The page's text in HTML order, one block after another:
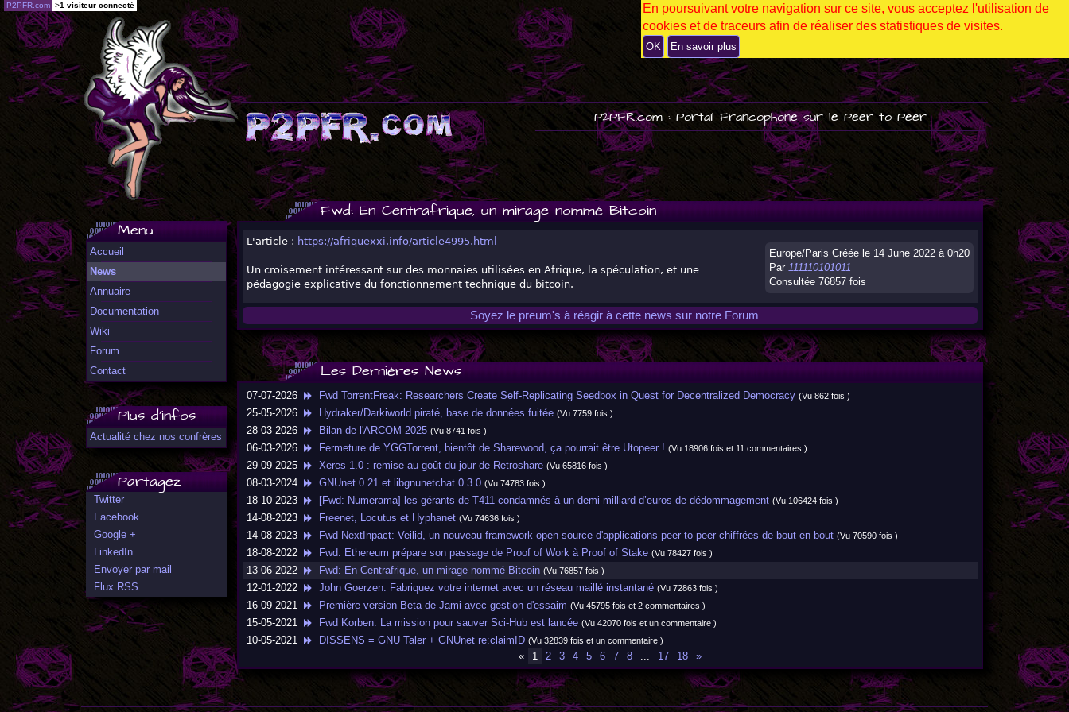
P
U
B
P2PFR.com : Portail Francophone sur le Peer to Peer
Menu
Accueil
News
Annuaire
Documentation
Wiki
Forum
Contact
Plus d'infos
Actualité chez nos confrères
Partagez
Twitter
Facebook
Google +
LinkedIn
Envoyer par mail
Flux RSS
Fwd: En Centrafrique, un mirage nommé Bitcoin
Europe/Paris Créée le 14 June 2022 à 0h20
Par 111110101011
Consultée 76857 fois
L'article : https://afriquexxi.info/article4995.html
Un croisement intéressant sur des monnaies utilisées en Afrique, la spéculation, et une
pédagogie explicative du fonctionnement technique du bitcoin.
Soyez le preum's à réagir à cette news sur notre Forum
Les Dernières News
07-07-2026 Fwd TorrentFreak: Researchers Create Self-Replicating Seedbox in Quest for Decentralized Democracy (Vu 862 fois )
25-05-2026 Hydraker/Darkiworld piraté, base de données fuitée (Vu 7759 fois )
28-03-2026 Bilan de l'ARCOM 2025 (Vu 8741 fois )
06-03-2026 Fermeture de YGGTorrent, bientôt de Sharewood, ça pourrait être Utopeer ! (Vu 18906 fois et 11 commentaires )
29-09-2025 Xeres 1.0 : remise au goût du jour de Retroshare (Vu 65816 fois )
08-03-2024 GNUnet 0.21 et libgnunetchat 0.3.0 (Vu 74783 fois )
18-10-2023 [Fwd: Numerama] les gérants de T411 condamnés à un demi-milliard d’euros de dédommagement (Vu 106424 fois )
14-08-2023 Freenet, Locutus et Hyphanet (Vu 74636 fois )
14-08-2023 Fwd NextInpact: Veilid, un nouveau framework open source d'applications peer-to-peer chiffrées de bout en bout (Vu 70590 fois )
18-08-2022 Fwd: Ethereum prépare son passage de Proof of Work à Proof of Stake (Vu 78427 fois )
13-06-2022 Fwd: En Centrafrique, un mirage nommé Bitcoin (Vu 76857 fois )
12-01-2022 John Goerzen: Fabriquez votre internet avec un réseau maillé instantané (Vu 72863 fois )
16-09-2021 Première version Beta de Jami avec gestion d'essaim (Vu 45795 fois et 2 commentaires )
15-05-2021 Fwd Korben: La mission pour sauver Sci-Hub est lancée (Vu 42070 fois et un commentaire )
10-05-2021 DISSENS = GNU Taler + GNUnet re:claimID (Vu 32839 fois et un commentaire )
« 1 2 3 4 5 6 7 8 ... 17 18 »
P2PFR.com >1 visiteur connecté
En poursuivant votre navigation sur ce site, vous acceptez l'utilisation de
cookies et de traceurs afin de réaliser des statistiques de visites.
OK En savoir plus